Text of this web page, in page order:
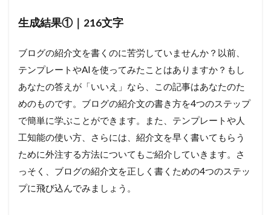
生成結果①｜216文字
ブログの紹介文を書くのに苦労していませんか？以前、
テンプレートやAIを使ってみたことはありますか？もし
あなたの答えが「いいえ」なら、この記事はあなたのた
めのものです。ブログの紹介文の書き方を4つのステップ
で簡単に学ぶことができます。また、テンプレートや人
工知能の使い方、さらには、紹介文を早く書いてもらう
ために外注する方法についてもご紹介していきます。さ
っそく、ブログの紹介文を正しく書くための4つのステッ
プに飛び込んでみましょう。